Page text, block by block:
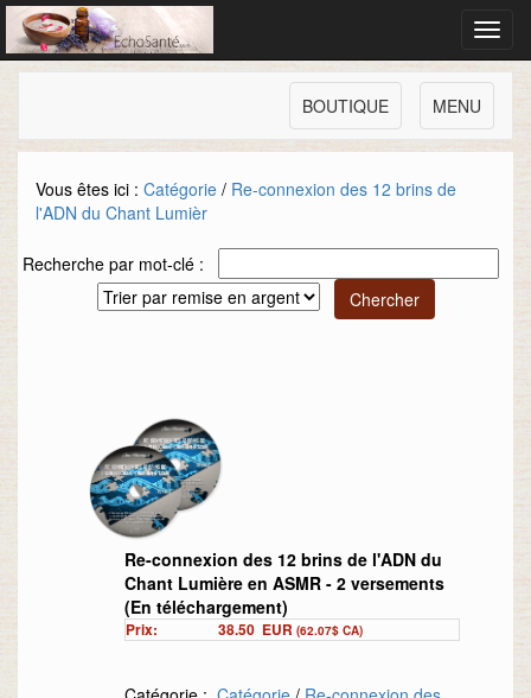
MENU
BOUTIQUE
Vous êtes ici : Catégorie / Re-connexion des 12 brins de
l'ADN du Chant Lumièr
Recherche par mot-clé :
Re-connexion des 12 brins de l'ADN du
Chant Lumière en ASMR - 2 versements
(En téléchargement)
Prix: 38.50 EUR (62.07$ CA)